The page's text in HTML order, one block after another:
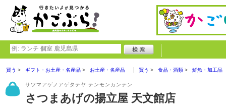
買う ギフト・お土産・名産品 お土産・名産品 買う 食品・酒類 鮮魚・加工品
サツマアゲノアゲタテヤ テンモンカンテン
さつまあげの揚立屋 天文館店